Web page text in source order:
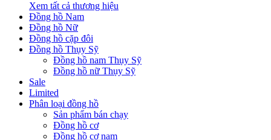
Xem tất cả thương hiệu
Đồng hồ Nam
Đồng hồ Nữ
Đồng hồ cặp đôi
Đồng hồ Thụy Sỹ
Đồng hồ nam Thụy Sỹ
Đồng hồ nữ Thụy Sỹ
Sale
Limited
Phân loại đồng hồ
Sản phẩm bán chạy
Đồng hồ cơ
Đồng hồ cơ nam